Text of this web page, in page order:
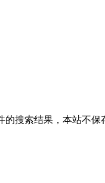
的搜索结果，本站不